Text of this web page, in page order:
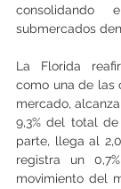
submercados
La Florida
como una de las
mercado,
9,3% del total
parte, llega al
registra un
movimiento del